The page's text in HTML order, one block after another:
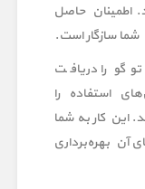
اطمینان حاصل
شما سازگار است.
را دریافت
استفاده را
این کار به شما
آن بهره‌برداری